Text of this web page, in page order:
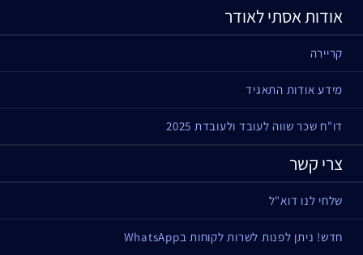
אודות אסתי לאודר
קריירה
מידע אודות התאגיד
דו"ח שכר שווה לעובד ולעובדת 2025
צרי קשר
שלחי לנו דוא"ל
חדש! ניתן לפנות לשרות לקוחות בWhatsApp